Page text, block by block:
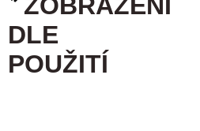
DLE
POUŽITÍ